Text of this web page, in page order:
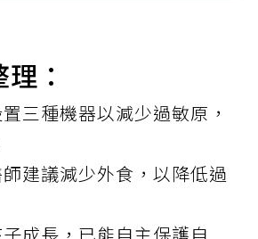
：
三種機器以減少過敏原，
建議減少外食，以降低過
成長，已能自主保護自